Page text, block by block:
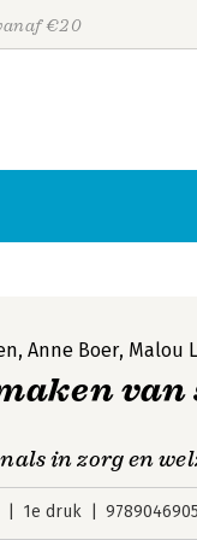
€20
, Anne Boer, Malou
in zorg en
1e druk
Personen